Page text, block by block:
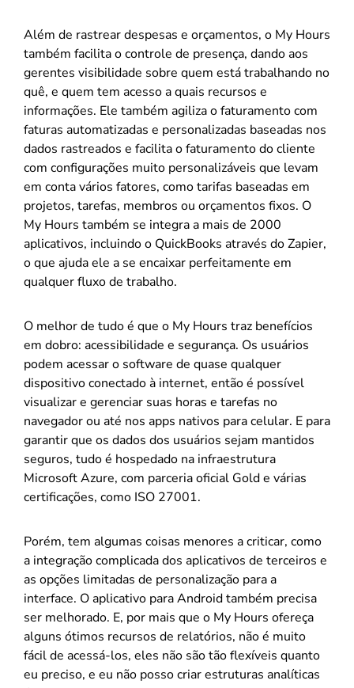
Além de rastrear despesas e orçamentos, o My Hours
também facilita o controle de presença, dando aos
gerentes visibilidade sobre quem está trabalhando no
quê, e quem tem acesso a quais recursos e
informações. Ele também agiliza o faturamento com
faturas automatizadas e personalizadas baseadas nos
dados rastreados e facilita o faturamento do cliente
com configurações muito personalizáveis que levam
em conta vários fatores, como tarifas baseadas em
projetos, tarefas, membros ou orçamentos fixos. O
My Hours também se integra a mais de 2000
aplicativos, incluindo o QuickBooks através do Zapier,
o que ajuda ele a se encaixar perfeitamente em
qualquer fluxo de trabalho.
O melhor de tudo é que o My Hours traz benefícios
em dobro: acessibilidade e segurança. Os usuários
podem acessar o software de quase qualquer
dispositivo conectado à internet, então é possível
visualizar e gerenciar suas horas e tarefas no
navegador ou até nos apps nativos para celular. E para
garantir que os dados dos usuários sejam mantidos
seguros, tudo é hospedado na infraestrutura
Microsoft Azure, com parceria oficial Gold e várias
certificações, como ISO 27001.
Porém, tem algumas coisas menores a criticar, como
a integração complicada dos aplicativos de terceiros e
as opções limitadas de personalização para a
interface. O aplicativo para Android também precisa
ser melhorado. E, por mais que o My Hours ofereça
alguns ótimos recursos de relatórios, não é muito
fácil de acessá-los, eles não são tão flexíveis quanto
eu preciso, e eu não posso criar estruturas analíticas